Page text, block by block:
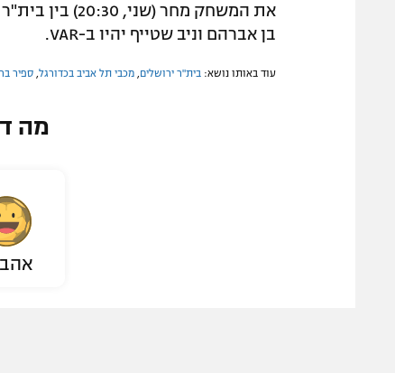
את המשחק מחר
בן אברהם וניב שטייף יהיו ב-VAR.
עוד באותו נושא: בית"ר ירושלים מכבי תל אביב בכדורגל ספיר
מה